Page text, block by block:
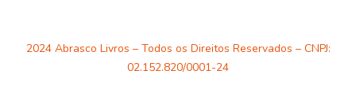
2024 Abrasco Livros – Todos os Direitos Reservados – CNPJ:
02.152.820/0001-24